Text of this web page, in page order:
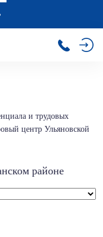
и трудовых
центр Ульяновской
районе